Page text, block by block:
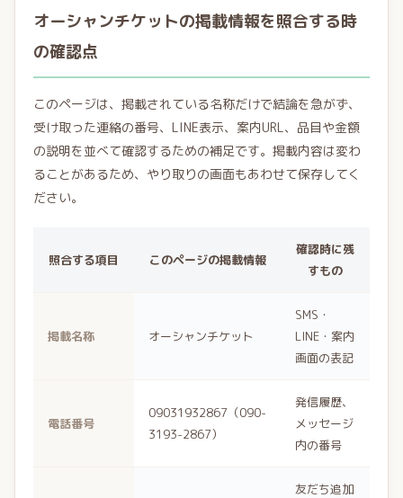
オーシャンチケットの掲載情報を照合する時
の確認点
このページは、掲載されている名称だけで結論を急がず、
受け取った連絡の番号、LINE表示、案内URL、品目や金額
の説明を並べて確認するための補足です。掲載内容は変わ
ることがあるため、やり取りの画面もあわせて保存してく
ださい。
照合する項目 このページの掲載情報
確認時に残
すもの
掲載名称 オーシャンチケット
SMS・
LINE・案内
画面の表記
電話番号
09031932867（090-
3193-2867）
発信履歴、
メッセージ
内の番号
友だち追加